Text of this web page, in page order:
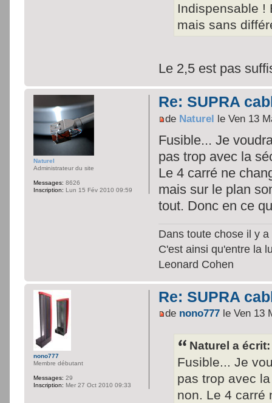
Indispensable !
mais sans
Le 2,5 est pas
Re: SUPRA
de Naturel le Ven 13
Fusible... Je
pas trop avec la
Le 4 carré ne
mais sur le plan
tout. Donc en ce
Dans toute chose il y
C'est ainsi qu'entre la
Leonard Cohen
Naturel
Administrateur du site
Messages: 8626
Inscription: Lun 15 Fév 2010 09:59
Re: SUPRA
de nono777 le Ven 13
Naturel a écrit:
Fusible... Je
pas trop avec
non. Le 4 carré
nono777
Membre débutant
Messages: 29
Inscription: Mer 27 Oct 2010 09:33